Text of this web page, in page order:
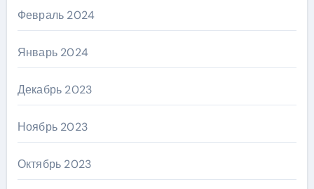
Февраль 2024
Январь 2024
Декабрь 2023
Ноябрь 2023
Октябрь 2023